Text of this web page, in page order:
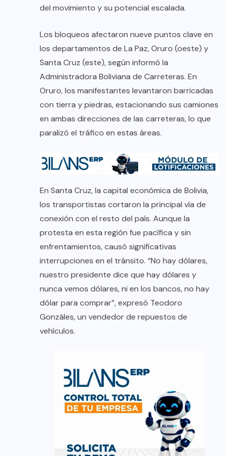
del movimiento y su potencial escalada.
Los bloqueos afectaron nueve puntos clave en
los departamentos de La Paz, Oruro (oeste) y
Santa Cruz (este), según informó la
Administradora Boliviana de Carreteras. En
Oruro, los manifestantes levantaron barricadas
con tierra y piedras, estacionando sus camiones
en ambas direcciones de las carreteras, lo que
paralizó el tráfico en estas áreas.
En Santa Cruz, la capital económica de Bolivia,
los transportistas cortaron la principal vía de
conexión con el resto del país. Aunque la
protesta en esta región fue pacífica y sin
enfrentamientos, causó significativas
interrupciones en el tránsito. “No hay dólares,
nuestro presidente dice que hay dólares y
nunca vemos dólares, ni en los bancos, no hay
dólar para comprar”, expresó Teodoro
Gonzáles, un vendedor de repuestos de
vehículos.